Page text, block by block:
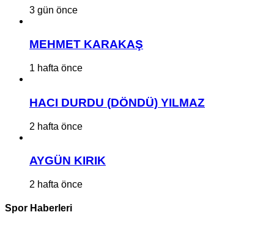
3 gün önce
MEHMET KARAKAŞ
1 hafta önce
HACI DURDU (DÖNDÜ) YILMAZ
2 hafta önce
AYGÜN KIRIK
2 hafta önce
Spor Haberleri